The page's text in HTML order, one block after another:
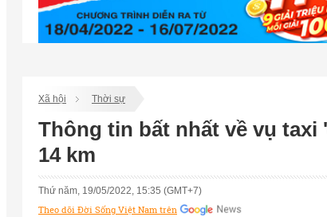
Xã hội Thời sự
Thông tin bất nhất về vụ taxi
14 km
Thứ năm, 19/05/2022, 15:35 (GMT+7)
Theo dõi Đời Sống Việt Nam trên